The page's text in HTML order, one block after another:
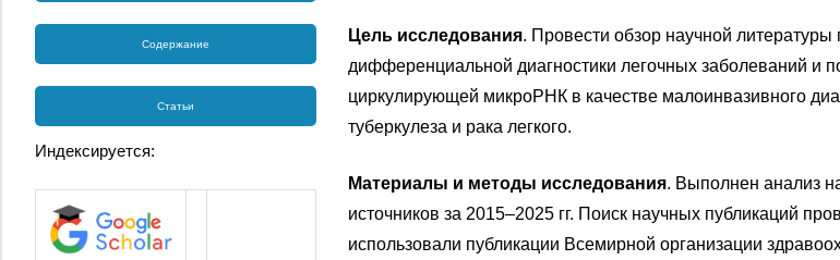
Цель исследования. Провести обзор научной
дифференциальной диагностики легочных заболеваний и
циркулирующей микроРНК в качестве малоинвазивного
туберкулеза и рака легкого.
Материалы и методы исследования. Выполнен анализ
источников за 2015–2025 гг. Поиск научных публикаций
использовали публикации Всемирной организации
Содержание
Статьи
Индексируется: